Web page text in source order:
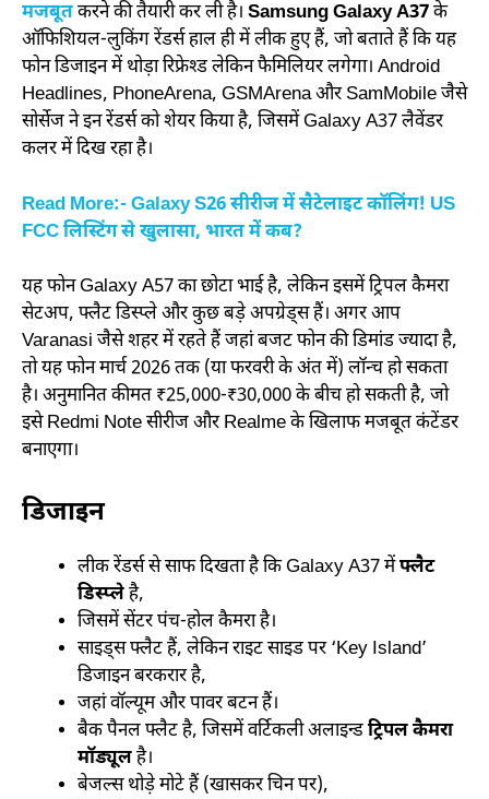
मजबूतकरने की तैयारी कर ली है। Samsung Galaxy A37के
ऑफिशियल-लुकिंग रेंडर्स हाल ही में लीक हुए हैं, जो बताते हैं कि यह
फोन डिजाइन में थोड़ा रिफ्रेश्ड लेकिन फैमिलियर लगेगा। Android
Headlines, PhoneArena, GSMArena और SamMobile जैसे
सोर्सेज ने इन रेंडर्स को शेयर किया है, जिसमें Galaxy A37 लैवेंडर
कलर में दिख रहा है।
Read More:- Galaxy S26 सीरीज में सैटेलाइट कॉलिंग! US
FCC लिस्टिंग से खुलासा, भारत में कब?
यह फोन Galaxy A57 का छोटा भाई है, लेकिन इसमें ट्रिपल कैमरा
सेटअप, फ्लैट डिस्प्ले और कुछ बड़े अपग्रेड्स हैं। अगर आप
Varanasi जैसे शहर में रहते हैं जहां बजट फोन की डिमांड ज्यादा है,
तो यह फोन मार्च 2026 तक (या फरवरी के अंत में) लॉन्च हो सकता
है। अनुमानित कीमत ₹25,000-₹30,000 के बीच हो सकती है, जो
इसे Redmi Note सीरीज और Realme के खिलाफ मजबूत कंटेंडर
बनाएगा।
डिजाइन
लीक रेंडर्स से साफ दिखता है कि Galaxy A37 मेंफ्लैट
डिस्प्लेहै,
जिसमें सेंटर पंच-होल कैमरा है।
साइड्स फ्लैट हैं, लेकिन राइट साइड पर ‘Key Island’
डिजाइन बरकरार है,
जहां वॉल्यूम और पावर बटन हैं।
बैक पैनल फ्लैट है, जिसमें वर्टिकली अलाइन्डट्रिपल कैमरा
मॉड्यूलहै।
बेजल्स थोड़े मोटे हैं (खासकर चिन पर),